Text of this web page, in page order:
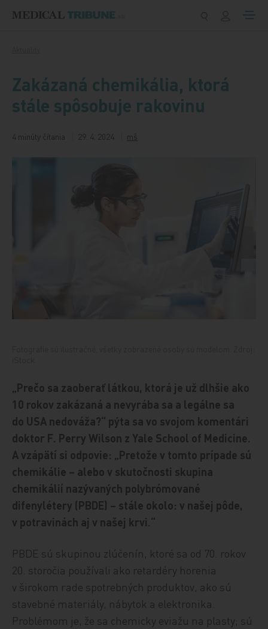
Zakázaná chemikália, ktorá
stále spôsobuje rakovinu
4 minúty čítania 29. 4. 2024 mš
„Prečo sa zaoberať látkou, ktorá je už dlhšie ako
10 rokov zakázaná a nevyrába sa a legálne sa
do USA nedováža?“ pýta sa vo svojom komentári
doktor F. Perry Wilson z Yale School of Medicine.
A vzápätí si odpovie: „Pretože v tomto prípade sú
chemikálie – alebo v skutočnosti skupina
chemikálií nazývaných polybrómované
difenylétery (PBDE) – stále okolo: v našej pôde,
v potravinách aj v našej krvi.“
PBDE sú skupinou zlúčenín, ktoré sa od 70. rokov
20. storočia používali ako retardéry horenia
v širokom rade spotrebných produktov, ako sú
stavebné materiály, nábytok a elektronika.
Problémom je, že sa chemicky eviažu na plasty; sú